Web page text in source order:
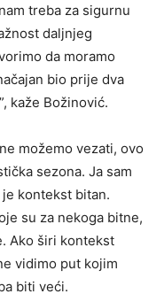
treba za sigurnu
daljnjeg
da moramo
bio prije dva
kaže Božinović.
možemo vezati, ovo
sezona. Ja sam
kontekst bitan.
su za nekoga bitne,
Ako širi kontekst
vidimo put kojim
biti veći.